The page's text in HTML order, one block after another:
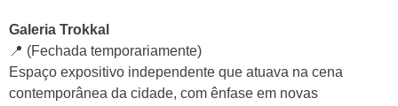
Galeria Trokkal
📍 (Fechada temporariamente)
Espaço expositivo independente que atuava na cena
contemporânea da cidade, com ênfase em novas